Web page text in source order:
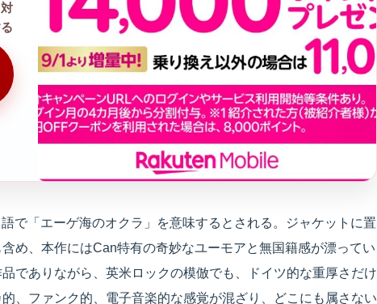
で「エーゲ海のオクラ」を意味するとされる。ジャケットに置
め、本作にはCan特有の奇妙なユーモアと無国籍感が漂ってい
でありながら、英米ロックの模倣でも、ドイツ的な重厚さだけ
、ファンク的、電子音楽的な感覚が混ざり、どこにも属さない